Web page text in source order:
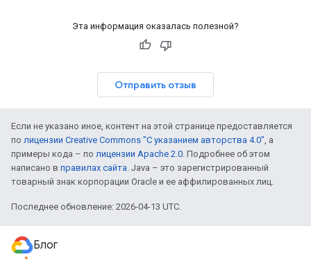
Эта информация оказалась полезной?
Отправить отзыв
Если не указано иное, контент на этой странице предоставляется
по лицензии Creative Commons "С указанием авторства 4.0", а
примеры кода – по лицензии Apache 2.0. Подробнее об этом
написано в правилах сайта. Java – это зарегистрированный
товарный знак корпорации Oracle и ее аффилированных лиц.
Последнее обновление: 2026-04-13 UTC.
Блог